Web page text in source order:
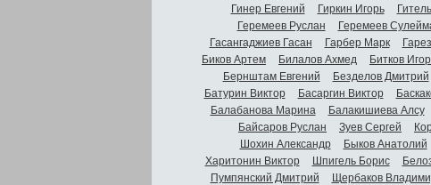
Гинер Евгений
Гиркин Игорь
Геремеев Руслан
Геремеев
Гасангаджиев Гасан
Гарбер Марк
Биков Артем
Билалов Ахмед Битков
Бернштам Евгений
Безделов Дмитрий
Батурин Виктор
Басаргин Виктор
Балабанова Марина
Балакишиева Алсу
Байсаров Руслан
Зуев Сергей
Шохин Александр
Быков Анатолий
Харитонин Виктор
Шпигель Борис
Пумпянский Дмитрий
Щербаков